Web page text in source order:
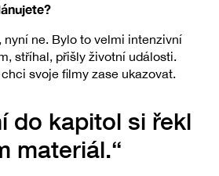
nyní ne. Bylo to velmi intenzivní
stříhal, přišly životní události.
svoje filmy zase ukazovat.
do kapitol si řekl
materiál.“